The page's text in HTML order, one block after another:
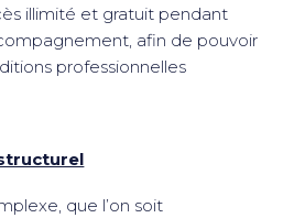
illimité et gratuit pendant
afin de pouvoir
professionnelles
que l’on soit